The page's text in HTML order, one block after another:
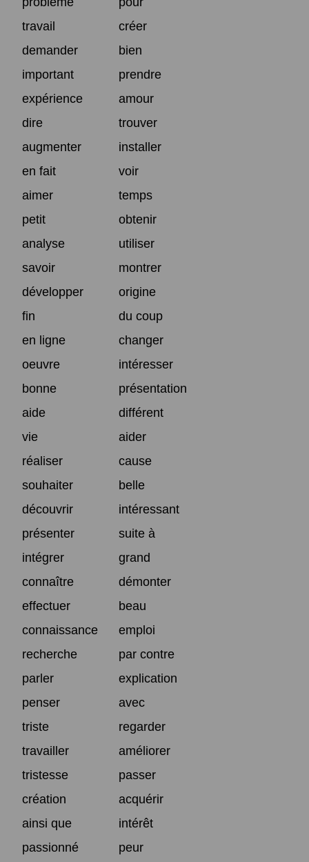
travail
créer
demander
bien
important
prendre
expérience
amour
dire
trouver
augmenter
installer
en fait
voir
aimer
temps
petit
obtenir
analyse
utiliser
savoir
montrer
développer
origine
fin
du coup
en ligne
changer
oeuvre
intéresser
bonne
présentation
aide
différent
vie
aider
réaliser
cause
souhaiter
belle
découvrir
intéressant
présenter
suite à
intégrer
grand
connaître
démonter
effectuer
beau
connaissance
emploi
recherche
par contre
parler
explication
penser
avec
triste
regarder
travailler
améliorer
tristesse
passer
création
acquérir
ainsi que
intérêt
passionné
peur